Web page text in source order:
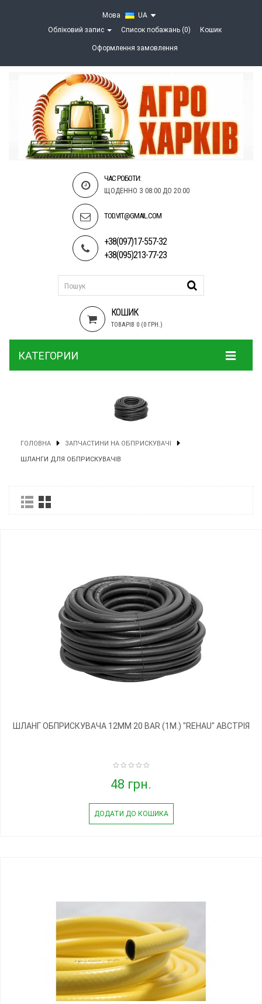
Мова
UA
Обліковий запис
Список побажань (0) Кошик
Оформлення замовлення
ЧАС РОБОТИ:
ЩОДЕННО З 08:00 ДО 20:00
TOD.VIT@GMAIL.COM
+38(097)17-557-32
+38(095)213-77-23
КОШИК
ТОВАРІВ 0 (0 ГРН.)
КАТЕГОРИИ
ГОЛОВНА ЗАПЧАСТИНИ НА ОБПРИСКУВАЧІ
ШЛАНГИ ДЛЯ ОБПРИСКУВАЧІВ
ШЛАНГ ОБПРИСКУВАЧА 12ММ 20 BAR (1М.) "REHAU" АВСТРІЯ
48 грн.
ДОДАТИ ДО КОШИКА